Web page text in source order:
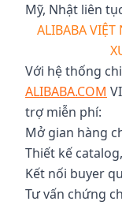
Mỹ, Nhật liên
ALIBABA
Với hệ thống
ALIBABA.COM
trợ miễn phí:
Mở gian hàng
Thiết kế
Kết nối buyer
Tư vấn chứng